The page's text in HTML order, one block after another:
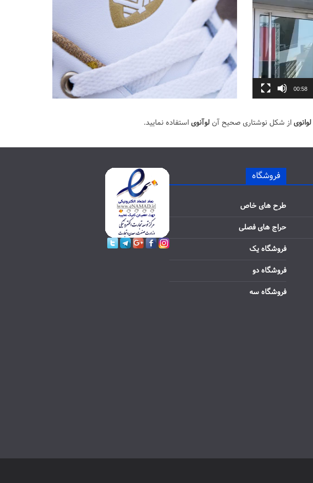
00:58
لوانویاز شکل نوشتاری صحیح آن لوآنویاستفاده نمایید.
فروشگاه
طرح های خاص
حراج های فصلی
فروشگاه یک
فروشگاه دو
فروشگاه سه